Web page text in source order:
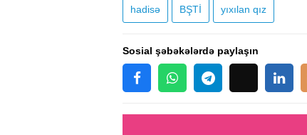
hadisə BŞTİ yıxılan qız
Sosial şəbəkələrdə paylaşın